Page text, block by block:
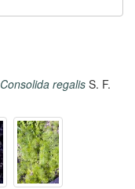
Consolida regalis S. F.